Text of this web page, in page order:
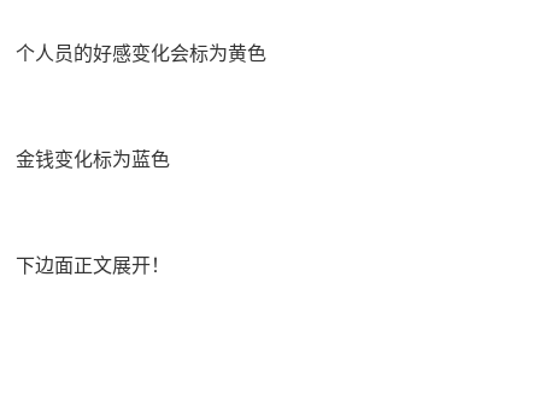
个人员的好感变化会标为黄色
金钱变化标为蓝色
下边面正文展开！